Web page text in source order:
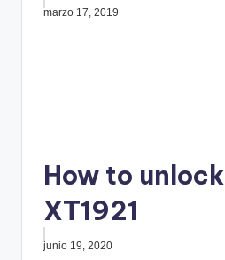
marzo 17, 2019
How to
XT1921
junio 19, 2020